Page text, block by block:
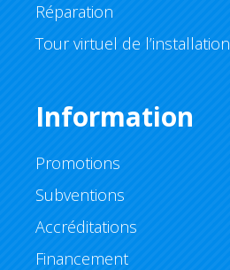
Réparation
Tour virtuel de l’installation
Information
Promotions
Subventions
Accréditations
Financement